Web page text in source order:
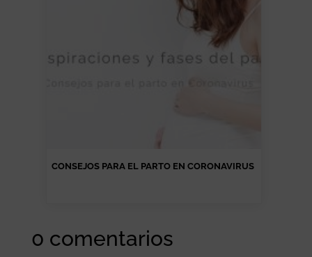
CONSEJOS PARA EL PARTO EN CORONAVIRUS
0 comentarios